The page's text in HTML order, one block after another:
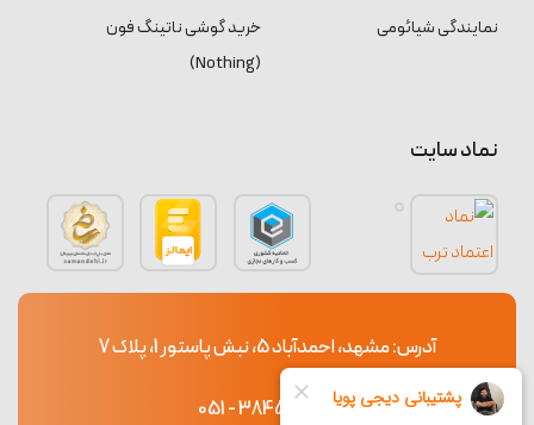
نمایندگی شیائومی
خرید گوشی ناتینگ فون
(Nothing)
نماد سایت
آدرس: مشهد، احمدآباد 5، نبش پاستور 1، پلاک 7
38453765 - 051